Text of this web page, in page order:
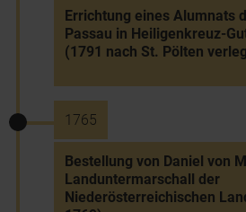
Errichtung eines Alumnats
Passau in Heiligenkreuz-
(1791 nach St. Pölten
1765
Bestellung von Daniel von
Landuntermarschall der
Niederösterreichischen